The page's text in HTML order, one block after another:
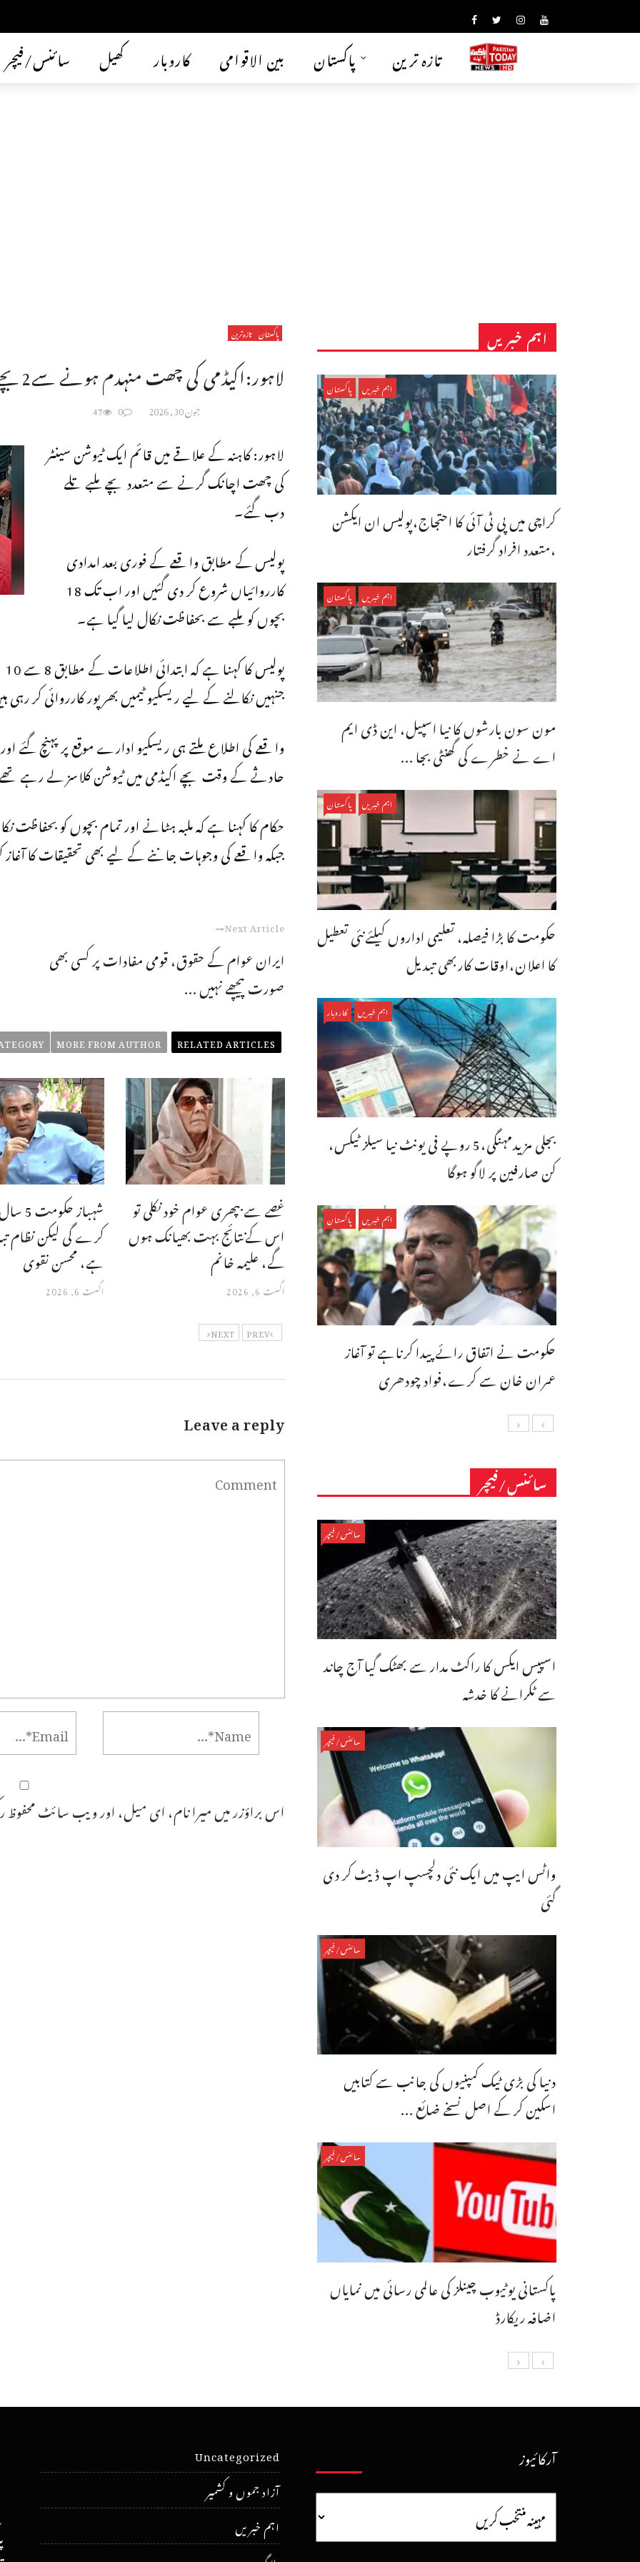
سائنس/فیچر کھیل کاروبار بین الاقوامی پاکستان تازہ ترین
پاکستان تازہ ترین
لاہور:اکیڈمی کی چھت منہدم ہونے سے2بچے جان کی بازی ہارگئے، متعدد زخمی
جون 30, 2026 0
47
لاہور: کاہنہ کے علاقے میں قائم ایک ٹیوشن سینٹر
کی چھت اچانک گرنے سے متعدد بچے ملبے تلے
دب گئے۔
پولیس کے مطابق واقعے کے فوری بعد امدادی
کارروائیاں شروع کر دی گئیں اور اب تک 18
بچوں کو ملبے سے بحفاظت نکال لیا گیا ہے۔
جنہیں نکالنے کے لیے ریسکیو ٹیمیں بھرپور کارروائی کر رہی
واقعے کی اطلاع ملتے ہی ریسکیو ادارے موقع پر پہنچ
حادثے کے وقت بچے اکیڈمی میں ٹیوشن کلاسز لے رہے
حکام کا کہنا ہے کہ ملبہ ہٹانے اور تمام بچوں کو
جبکہ واقعے کی وجوہات جاننے کے لیے بھی تحقیقات کا آغاز
Next Article
ایران عوام کے حقوق، قومی مفادات پر کسی بھی
صورت پیچھے نہیں ...
RELATED ARTICLES
MORE FROM AUTHOR
شہباز
کرے گی لیکن نظام
ہے، محسن نقوی
اگست 6, 2026
غصے سے بپھری عوام خود نکلی تو
اس کےنتائج بہت بھیانک ہوں
گے، علیمہ خانم
اگست 6, 2026
PREV
NEXT
Leave a reply
اس براؤزر میں میرا نام، ای میل، اور ویب سائٹ
اہم خبریں
اہم خبریں پاکستان
کراچی میں پی ٹی آئی کا احتجاج،پولیس ان ایکشن
،متعدد افراد گرفتار
اہم خبریں پاکستان
مون سون بارشوں کا نیا اسپیل، این ڈی ایم
اے نے خطرے کی گھنٹی بجا ...
اہم خبریں پاکستان
حکومت کا بڑا فیصلہ، تعلیمی اداروں کیلئےنئی تعطیل
کا اعلان،اوقات کاربھی تبدیل
اہم خبریں کاروبار
بجلی مزیدمہنگی،5 روپے فی یونٹ نیا سیلز ٹیکس،
کن صارفین پر لاگو ہوگا
اہم خبریں پاکستان
حکومت نے اتفاق رائے پیدا کرناہے تو آغاز
عمران خان سے کرے،فواد چودھری
سائنس/فیچر
سائنس/فیچر
اسپیس ایکس کا راکٹ مدار سے بھٹک گیا آج چاند
سے ٹکرانے کا خدشہ
سائنس/فیچر
واٹس ایپ میں ایک نئی دلچسپ اپ ڈیٹ کر دی
گئی
سائنس/فیچر
دنیا کی بڑی ٹیک کمپنیوں کی جانب سے کتابیں
اسکین کر کے اصل نسخے ضائع ...
سائنس/فیچر
پاکستانی یوٹیوب چینلز کی عالمی رسائی میں نمایاں
اضافہ ریکارڈ
Uncategorized
آزاد جموں و کشمیر
اہم خبریں
آرکائیوز